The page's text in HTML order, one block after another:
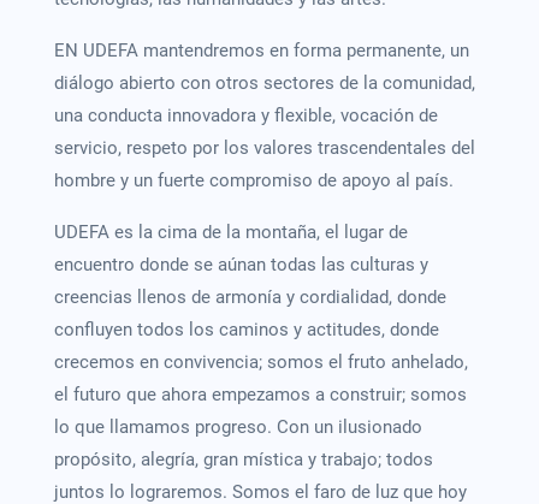
EN UDEFA mantendremos en forma permanente, un
diálogo abierto con otros sectores de la comunidad,
una conducta innovadora y flexible, vocación de
servicio, respeto por los valores trascendentales del
hombre y un fuerte compromiso de apoyo al país.
UDEFA es la cima de la montaña, el lugar de
encuentro donde se aúnan todas las culturas y
creencias llenos de armonía y cordialidad, donde
confluyen todos los caminos y actitudes, donde
crecemos en convivencia; somos el fruto anhelado,
el futuro que ahora empezamos a construir; somos
lo que llamamos progreso. Con un ilusionado
propósito, alegría, gran mística y trabajo; todos
juntos lo lograremos. Somos el faro de luz que hoy